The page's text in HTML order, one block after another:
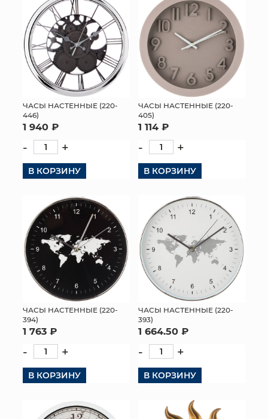
ЧАСЫ НАСТЕННЫЕ (220-
446)
1 940 ₽
- +
В КОРЗИНУ
ЧАСЫ НАСТЕННЫЕ (220-
405)
1 114 ₽
- +
В КОРЗИНУ
ЧАСЫ НАСТЕННЫЕ (220-
394)
1 763 ₽
- +
В КОРЗИНУ
ЧАСЫ НАСТЕННЫЕ (220-
393)
1 664.50 ₽
- +
В КОРЗИНУ